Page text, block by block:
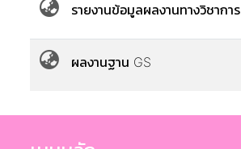
รายงานข้อมูลผลงานทางวิชาการ
ผลงานฐาน GS